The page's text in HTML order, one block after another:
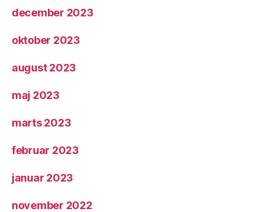
december 2023
oktober 2023
august 2023
maj 2023
marts 2023
februar 2023
januar 2023
november 2022